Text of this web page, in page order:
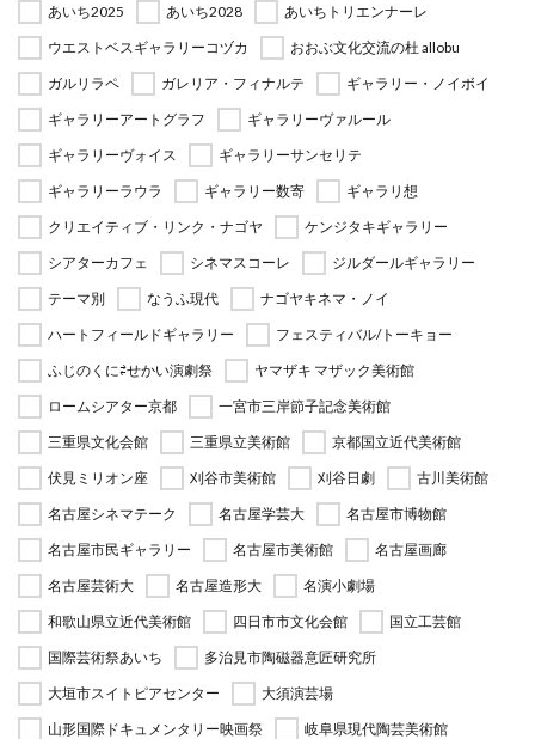
あいち2025
あいち2028
あいちトリエンナーレ
ウエストベスギャラリーコヅカ
おおぶ文化交流の杜 allobu
ガルリラペ
ガレリア・フィナルテ
ギャラリー・ノイボイ
ギャラリーアートグラフ
ギャラリーヴァルール
ギャラリーヴォイス
ギャラリーサンセリテ
ギャラリーラウラ
ギャラリー数寄
ギャラリ想
クリエイティブ・リンク・ナゴヤ
ケンジタキギャラリー
シアターカフェ
シネマスコーレ
ジルダールギャラリー
テーマ別
なうふ現代
ナゴヤキネマ・ノイ
ハートフィールドギャラリー
フェスティバル/トーキョー
ふじのくに⇄せかい演劇祭
ヤマザキ マザック美術館
ロームシアター京都
一宮市三岸節子記念美術館
三重県文化会館
三重県立美術館
京都国立近代美術館
伏見ミリオン座
刈谷市美術館 刈谷日劇
古川美術館
名古屋シネマテーク
名古屋学芸大
名古屋市博物館
名古屋市民ギャラリー
名古屋市美術館
名古屋画廊
名古屋芸術大
名古屋造形大
名演小劇場
和歌山県立近代美術館
四日市市文化会館
国立工芸館
国際芸術祭あいち
多治見市陶磁器意匠研究所
大垣市スイトピアセンター
大須演芸場
山形国際ドキュメンタリー映画祭
岐阜県現代陶芸美術館